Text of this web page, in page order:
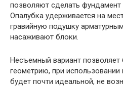
позволяют сделать фундамент
Опалубка удерживается на
гравийную подушку
насаживают блоки.
Несъемный вариант
геометрию, при
будет почти идеальной, не